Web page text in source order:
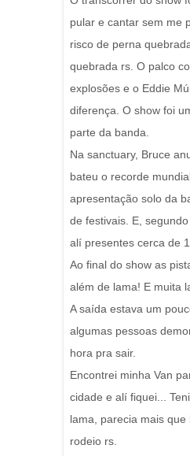
pular e cantar sem me
risco de perna
quebrada rs. O palco
explosões e o Eddie
diferença. O show foi
parte da banda.
Na sanctuary, Bruce
bateu o recorde
apresentação solo da
de festivais. E,
alí presentes cerca de
Ao final do show as
além de lama! E muita
A saída estava um
algumas pessoas
hora pra sair.
Encontrei minha Van
cidade e alí fiquei...
lama, parecia mais que
rodeio rs.